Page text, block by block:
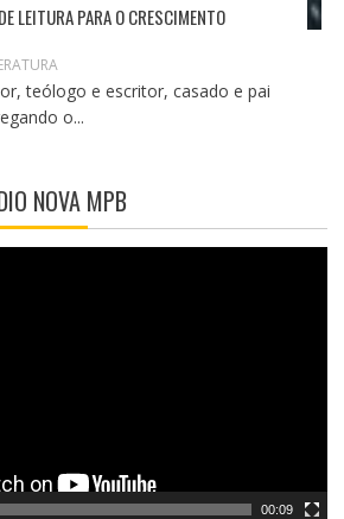
LEITURA PARA O CRESCIMENTO
teólogo e escritor, casado e pai
o...
NOVA MPB
00:09